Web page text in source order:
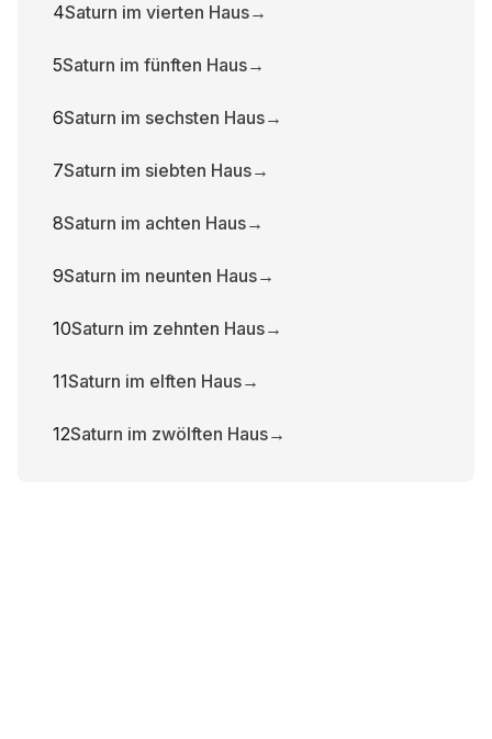
4Saturn im vierten Haus→
5Saturn im fünften Haus→
6Saturn im sechsten Haus→
7Saturn im siebten Haus→
8Saturn im achten Haus→
9Saturn im neunten Haus→
10Saturn im zehnten Haus→
11Saturn im elften Haus→
12Saturn im zwölften Haus→